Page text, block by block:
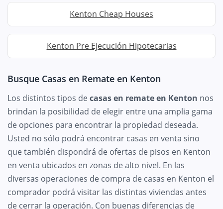
Kenton Cheap Houses
Kenton Pre Ejecución Hipotecarias
Busque Casas en Remate en Kenton
Los distintos tipos decasas en remate en Kenton nos
brindan la posibilidad de elegir entre una amplia gama
de opciones para encontrar la propiedad deseada.
Usted no sólo podrá encontrar casas en venta sino
que también dispondrá de ofertas de pisos en Kenton
en venta ubicados en zonas de alto nivel. En las
diversas operaciones de compra de casas en Kenton el
comprador podrá visitar las distintas viviendas antes
de cerrar la operación. Con buenas diferencias de